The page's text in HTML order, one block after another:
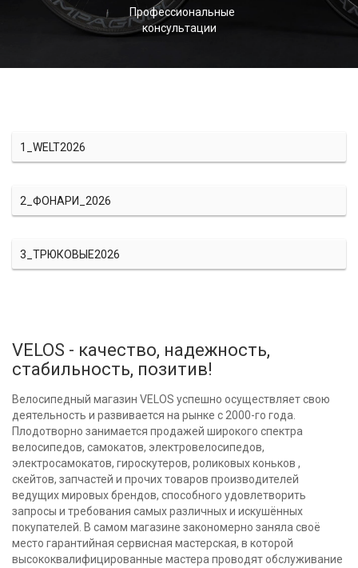
Профессиональные
консультации
1_WELT2026
2_ФОНАРИ_2026
3_ТРЮКОВЫЕ2026
VELOS - качество, надежность,
стабильность, позитив!
Велосипедный магазин VELOS успешно осуществляет свою
деятельность и развивается на рынке с 2000-го года.
Плодотворно занимается продажей широкого спектра
велосипедов, самокатов, электровелосипедов,
электросамокатов, гироскутеров, роликовых коньков ,
скейтов, запчастей и прочих товаров производителей
ведущих мировых брендов, способного удовлетворить
запросы и требования самых различных и искушённых
покупателей. В самом магазине закономерно заняла своё
место гарантийная сервисная мастерская, в которой
высококвалифицированные мастера проводят обслуживание